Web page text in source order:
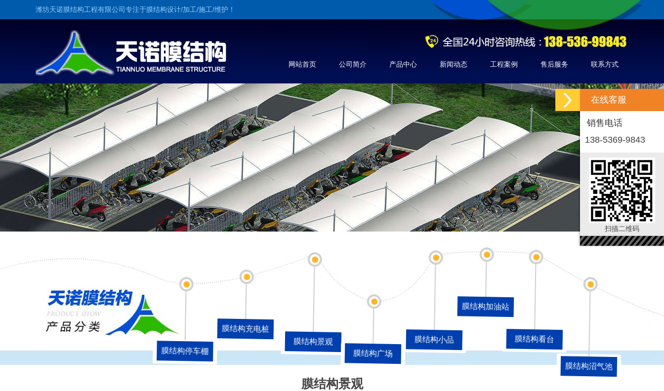
潍坊天诺膜结构工程有限公司专注于膜结构设计/加工/施工/维护！
网站首页 公司简介 产品中心 新闻动态 工程案例 售后服务 联系方式
膜结构停车棚
膜结构充电桩
膜结构景观
膜结构广场
膜结构小品
膜结构加油站
膜结构看台
膜结构沼气池
膜结构景观
在线客服
销售电话
138-5369-9843
扫描二维码